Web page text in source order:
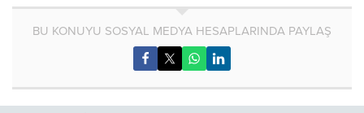
BU KONUYU SOSYAL MEDYA HESAPLARINDA PAYLAŞ